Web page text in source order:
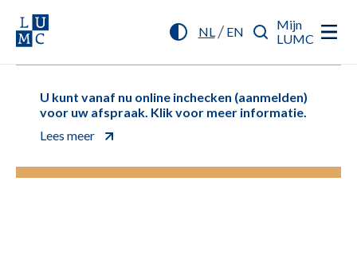
NL/ EN
Mijn
LUMC
U kunt vanaf nu online inchecken (aanmelden)
voor uw afspraak. Klik voor meer informatie.
Lees meer